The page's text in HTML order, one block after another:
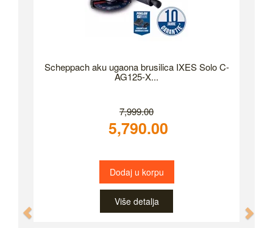
Scheppach aku ugaona brusilica IXES Solo C-
AG125-X...
7,999.00
5,790.00
Dodaj u korpu
Više detalja